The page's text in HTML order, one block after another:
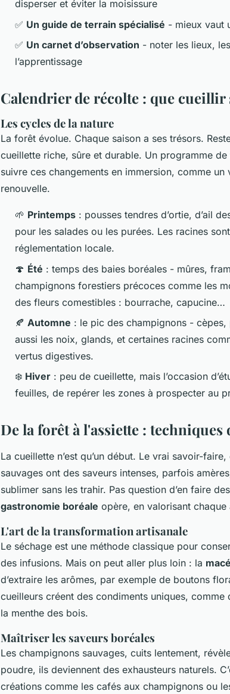
disperser et éviter la moisissure
✅ Un guide de terrain spécialisé - mieux vaut
✅ Un carnet d’observation - noter les lieux,
l’apprentissage
Calendrier de récolte : que cueillir
Les cycles de la nature
La forêt évolue. Chaque saison a ses trésors.
cueillette riche, sûre et durable. Un programme de
suivre ces changements en immersion, comme
renouvelle.
🌱 Printemps : pousses tendres d’ortie, d’ail
pour les salades ou les purées. Les racines
réglementation locale.
🍄 Été : temps des baies boréales - mûres,
champignons forestiers précoces comme les
des fleurs comestibles : bourrache, capucine…
🍂 Automne : le pic des champignons -
aussi les noix, glands, et certaines racines
vertus digestives.
❄️ Hiver : peu de cueillette, mais l’occasion
feuilles, de repérer les zones à prospecter au
De la forêt à l'assiette : techniques
La cueillette n’est qu’un début. Le vrai savoir-
sauvages ont des saveurs intenses, parfois
sublimer sans les trahir. Pas question d’en faire
gastronomie boréale opère, en valorisant
L'art de la transformation artisanale
Le séchage est une méthode classique pour
des infusions. Mais on peut aller plus loin : la
d’extraire les arômes, par exemple de boutons
cueilleurs créent des condiments uniques,
la menthe des bois.
Maîtriser les saveurs boréales
Les champignons sauvages, cuits lentement,
poudre, ils deviennent des exhausteurs naturels.
créations comme les cafés aux champignons ou